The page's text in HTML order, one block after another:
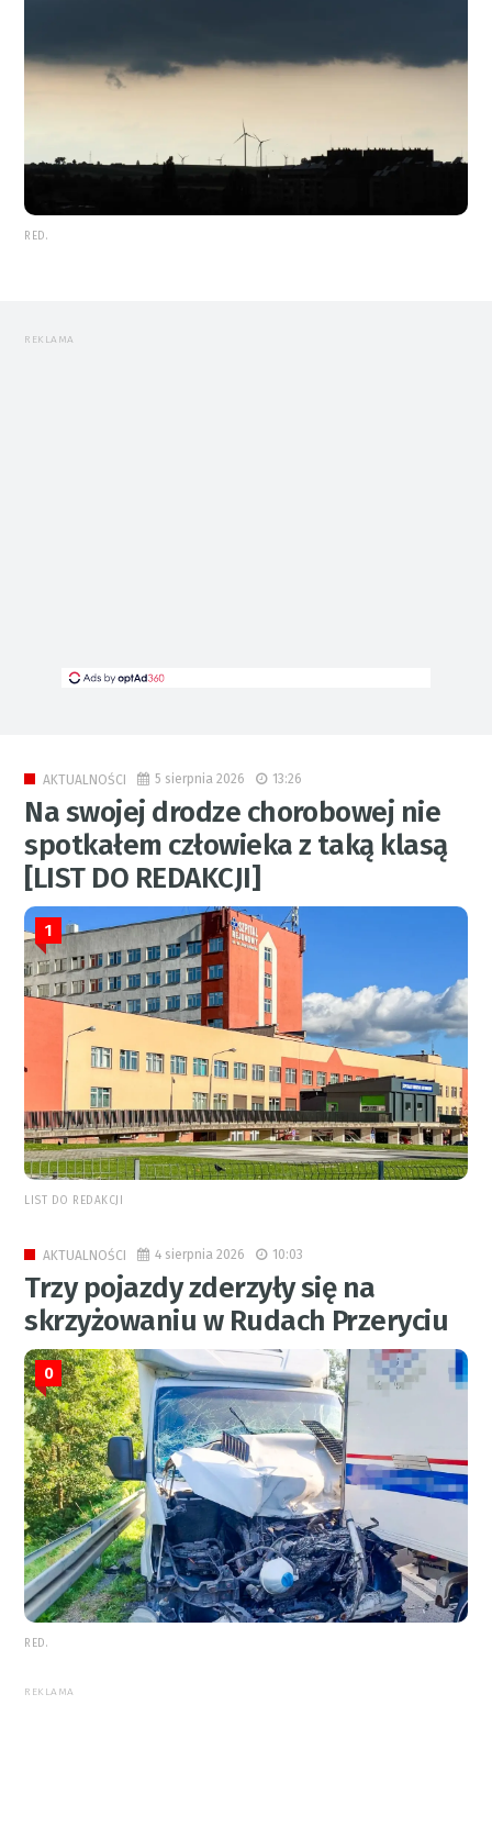
RED.
REKLAMA
AKTUALNOŚCI 5 sierpnia 2026 13:26
Na swojej drodze chorobowej nie
spotkałem człowieka z taką klasą
[LIST DO REDAKCJI]
1
LIST DO REDAKCJI
AKTUALNOŚCI 4 sierpnia 2026 10:03
Trzy pojazdy zderzyły się na
skrzyżowaniu w Rudach Przeryciu
0
RED.
REKLAMA